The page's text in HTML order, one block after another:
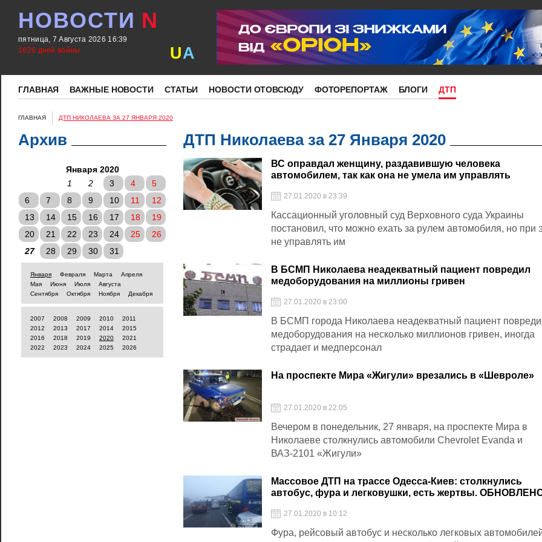
НОВОСТИ N
пятница, 7 Августа 2026 16:39
1626 дней войны
UA
ГЛАВНАЯ ВАЖНЫЕ НОВОСТИ СТАТЬИ НОВОСТИ ОТОВСЮДУ ФОТОРЕПОРТАЖ БЛОГИ ДТП
ГЛАВНАЯ ДТП НИКОЛАЕВА ЗА 27 ЯНВАРЯ 2020
Архив
Января 2020
1
2 3 4
5
6
7 8 9 10 11
12
13
14 15 16 17 18
19
20
21 22 23 24 25
26
27
28 29 30 31
Января Февраля Марта
Апреля
Мая
Июня Июля
Августа
Сентября
Октября Ноября Декабря
2007 2008 2009 2010
2011
2012
2013 2017 2014
2015
2016
2018 2019 2020
2021
2022
2023 2024 2025 2026
ДТП Николаева за 27 Января 2020
ВС оправдал женщину, раздавившую человека
автомобилем, так как она не умела им управлять
27.01.2020 в 23:39
Кассационный уголовный суд Верховного суда Украины
постановил, что можно ехать за рулем автомобиля, но при
не управлять им
В БСМП Николаева неадекватный пациент повредил
медоборудования на миллионы гривен
27.01.2020 в 23:00
В БСМП города Николаева неадекватный пациент
медоборудования на несколько миллионов гривен, иногда
страдает и медперсонал
На проспекте Мира «Жигули» врезались в «Шевроле»
27.01.2020 в 22:05
Вечером в понедельник, 27 января, на проспекте Мира в
Николаеве столкнулись автомобили Chevrolet Evanda и
ВАЗ-2101 «Жигули»
Массовое ДТП на трассе Одесса-Киев: столкнулись
автобус, фура и легковушки, есть жертвы.
27.01.2020 в 10:12
Фура, рейсовый автобус и несколько легковых